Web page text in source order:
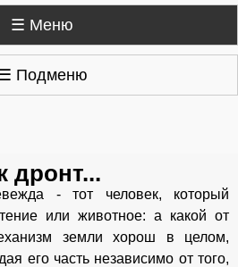
☰ Меню
Подменю
дронт...
- тот человек, который
или животное: а какой от
земли хорош в целом,
его часть независимо от того,